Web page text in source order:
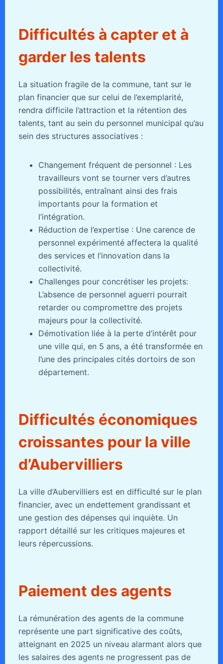
Difficultés à capter et à
garder les talents
La situation fragile de la commune, tant sur le
plan financier que sur celui de l’exemplarité,
rendra difficile l’attraction et la rétention des
talents, tant au sein du personnel municipal qu’au
sein des structures associatives :
Changement fréquent de personnel : Les
travailleurs vont se tourner vers d’autres
possibilités, entraînant ainsi des frais
importants pour la formation et
l’intégration.
Réduction de l’expertise : Une carence de
personnel expérimenté affectera la qualité
des services et l’innovation dans la
collectivité.
Challenges pour concrétiser les projets:
L’absence de personnel aguerri pourrait
retarder ou compromettre des projets
majeurs pour la collectivité.
Démotivation liée à la perte d’intérêt pour
une ville qui, en 5 ans, a été transformée en
l’une des principales cités dortoirs de son
département.
Difficultés économiques
croissantes pour la ville
d’Aubervilliers
La ville d’Aubervilliers est en difficulté sur le plan
financier, avec un endettement grandissant et
une gestion des dépenses qui inquiète. Un
rapport détaillé sur les critiques majeures et
leurs répercussions.
Paiement des agents
La rémunération des agents de la commune
représente une part significative des coûts,
atteignant en 2025 un niveau alarmant alors que
les salaires des agents ne progressent pas de